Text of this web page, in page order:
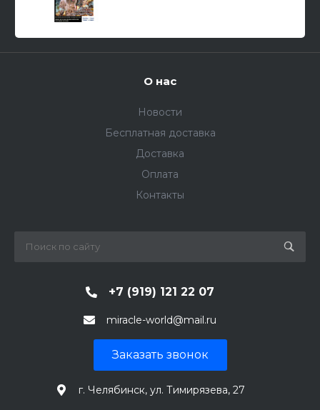
О нас
Новости
Бесплатная доставка
Доставка
Оплата
Контакты
+7 (919) 121 22 07
miracle-world@mail.ru
Заказать звонок
г. Челябинск, ул. Тимирязева, 27